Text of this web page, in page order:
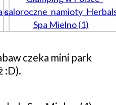
czeka mini park
:D).